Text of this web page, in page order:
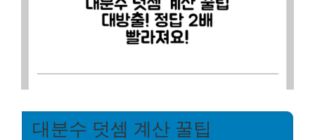
대분수 덧셈 계산 꿀팁